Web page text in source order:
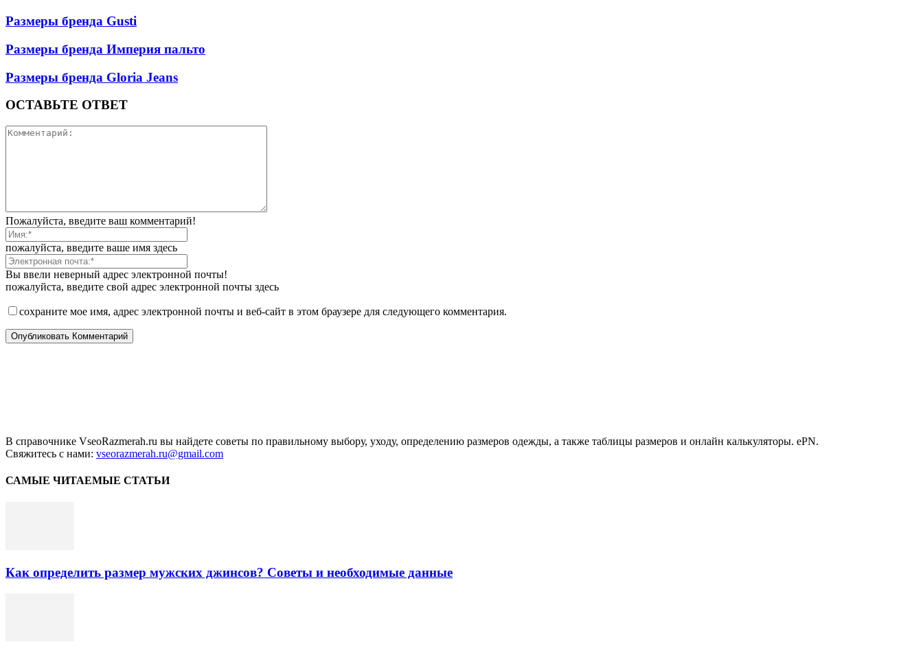
Размеры бренда Gusti
Размеры бренда Империя пальто
Размеры бренда Gloria Jeans
ОСТАВЬТЕ ОТВЕТ
Пожалуйста, введите ваш комментарий!
пожалуйста, введите ваше имя здесь
Вы ввели неверный адрес электронной почты!
пожалуйста, введите свой адрес электронной почты здесь
сохраните мое имя, адрес электронной почты и веб-сайт в этом браузере для следующего комментария.
В справочнике VseoRazmerah.ru вы найдете советы по правильному выбору, уходу, определению размеров одежды, а также таблицы размеров и онлайн калькуляторы. ePN.
Свяжитесь с нами: vseorazmerah.ru@gmail.com
САМЫЕ ЧИТАЕМЫЕ СТАТЬИ
Как определить размер мужских джинсов? Советы и необходимые данные